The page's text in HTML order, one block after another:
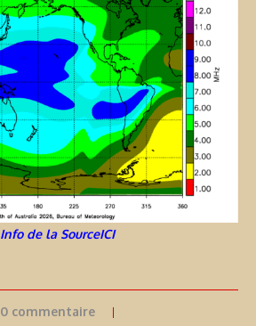
Info de la SourceICI
0 commentaire